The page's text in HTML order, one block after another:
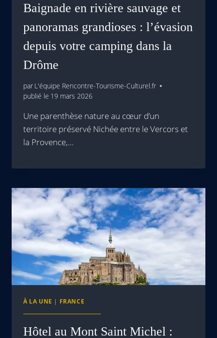
Baignade en rivière sauvage et
panoramas grandioses : l’évasion
depuis votre camping dans la
Drôme
par L'équipe Rencontre-Tourisme-Culturel.fr
publié le 19 mars 2026
Une parenthèse nature au cœur d’un
territoire préservé Nichée entre le Vercors et
la Provence,…
À LA UNE | FRANCE
Hôtel au Mont Saint Michel :